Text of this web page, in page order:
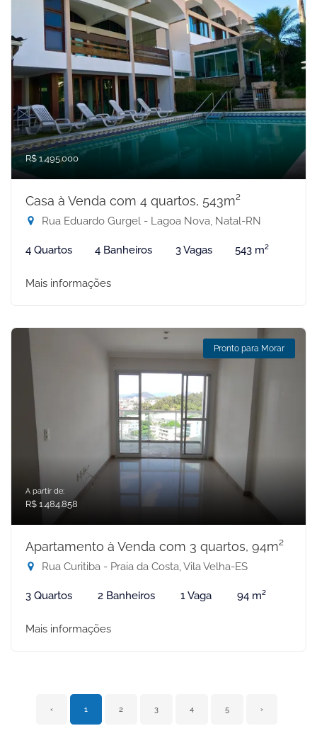
R$ 1.495.000
Casa à Venda com 4 quartos, 543m²
Rua Eduardo Gurgel - Lagoa Nova, Natal-RN
4 Quartos 4 Banheiros 3 Vagas 543 m²
Mais informações
Pronto para Morar
A partir de:
R$ 1.484.858
Apartamento à Venda com 3 quartos, 94m²
Rua Curitiba - Praia da Costa, Vila Velha-ES
3 Quartos 2 Banheiros 1 Vaga 94 m²
Mais informações
‹ 1 2 3 4 5 ›